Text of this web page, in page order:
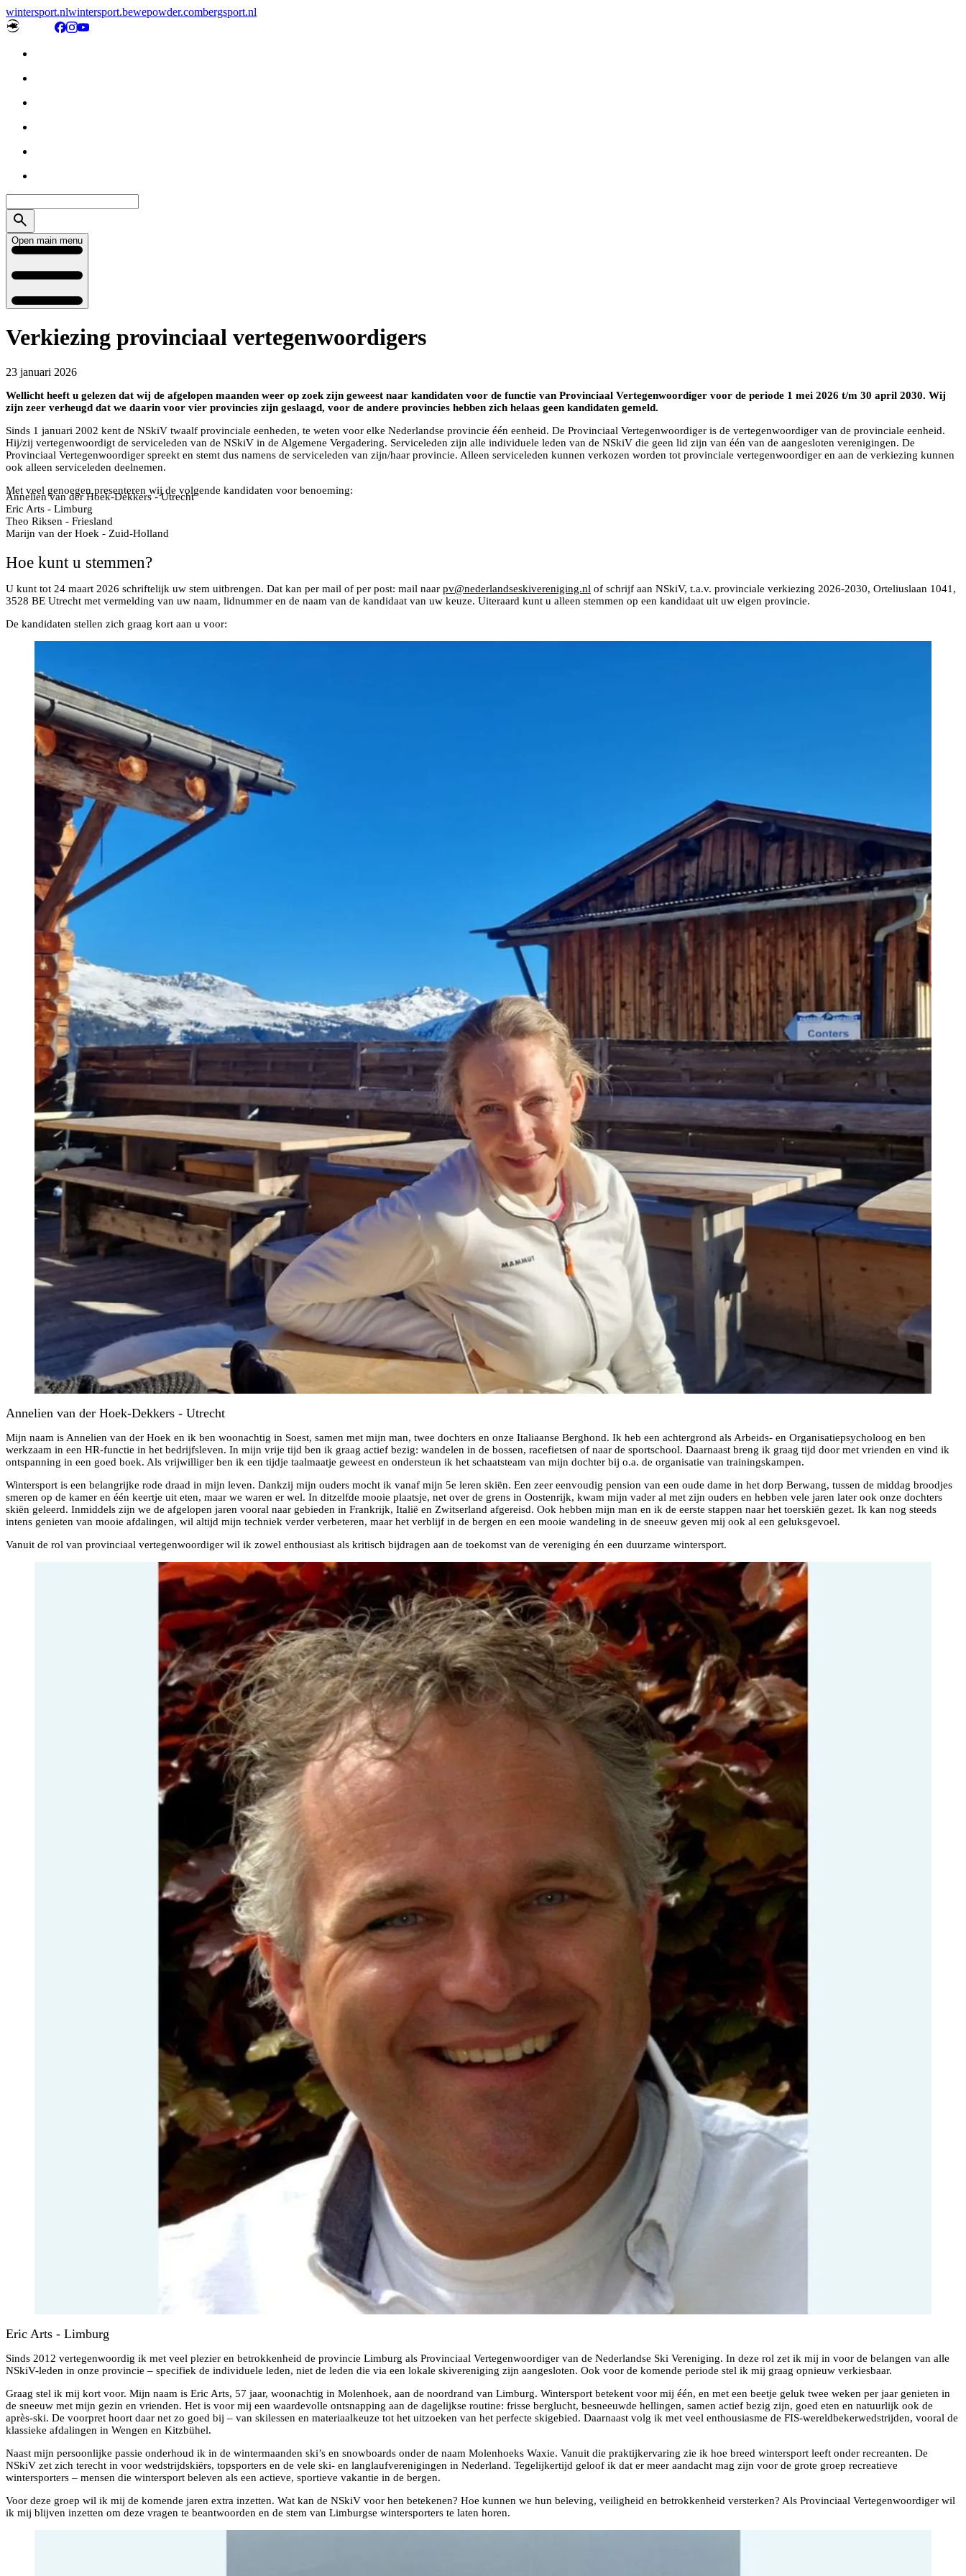
wintersport.nlwintersport.bewepowder.combergsport.nl
Open main menu
Verkiezing provinciaal vertegenwoordigers
23 januari 2026
Wellicht heeft u gelezen dat wij de afgelopen maanden weer op zoek zijn geweest naar kandidaten voor de functie van Provinciaal Vertegenwoordiger voor de periode 1 mei 2026 t/m 30 april 2030. Wij
zijn zeer verheugd dat we daarin voor vier provincies zijn geslaagd, voor de andere provincies hebben zich helaas geen kandidaten gemeld.
Sinds 1 januari 2002 kent de NSkiV twaalf provinciale eenheden, te weten voor elke Nederlandse provincie één eenheid. De Provinciaal Vertegenwoordiger is de vertegenwoordiger van de provinciale eenheid.
Hij/zij vertegenwoordigt de serviceleden van de NSkiV in de Algemene Vergadering. Serviceleden zijn alle individuele leden van de NSkiV die geen lid zijn van één van de aangesloten verenigingen. De
Provinciaal Vertegenwoordiger spreekt en stemt dus namens de serviceleden van zijn/haar provincie. Alleen serviceleden kunnen verkozen worden tot provinciale vertegenwoordiger en aan de verkiezing kunnen
ook alleen serviceleden deelnemen.
Met veel genoegen presenteren wij de volgende kandidaten voor benoeming:
Annelien van der Hoek-Dekkers - Utrecht
Eric Arts - Limburg
Theo Riksen - Friesland
Marijn van der Hoek - Zuid-Holland
Hoe kunt u stemmen?
U kunt tot 24 maart 2026 schriftelijk uw stem uitbrengen. Dat kan per mail of per post: mail naar pv@nederlandseskivereniging.nl of schrijf aan NSkiV, t.a.v. provinciale verkiezing 2026-2030, Orteliuslaan 1041,
3528 BE Utrecht met vermelding van uw naam, lidnummer en de naam van de kandidaat van uw keuze. Uiteraard kunt u alleen stemmen op een kandidaat uit uw eigen provincie.
De kandidaten stellen zich graag kort aan u voor:
Annelien van der Hoek-Dekkers - Utrecht
Mijn naam is Annelien van der Hoek en ik ben woonachtig in Soest, samen met mijn man, twee dochters en onze Italiaanse Berghond. Ik heb een achtergrond als Arbeids- en Organisatiepsycholoog en ben
werkzaam in een HR-functie in het bedrijfsleven. In mijn vrije tijd ben ik graag actief bezig: wandelen in de bossen, racefietsen of naar de sportschool. Daarnaast breng ik graag tijd door met vrienden en vind ik
ontspanning in een goed boek. Als vrijwilliger ben ik een tijdje taalmaatje geweest en ondersteun ik het schaatsteam van mijn dochter bij o.a. de organisatie van trainingskampen.
Wintersport is een belangrijke rode draad in mijn leven. Dankzij mijn ouders mocht ik vanaf mijn 5e leren skiën. Een zeer eenvoudig pension van een oude dame in het dorp Berwang, tussen de middag broodjes
smeren op de kamer en één keertje uit eten, maar we waren er wel. In ditzelfde mooie plaatsje, net over de grens in Oostenrijk, kwam mijn vader al met zijn ouders en hebben vele jaren later ook onze dochters
skiën geleerd. Inmiddels zijn we de afgelopen jaren vooral naar gebieden in Frankrijk, Italië en Zwitserland afgereisd. Ook hebben mijn man en ik de eerste stappen naar het toerskiën gezet. Ik kan nog steeds
intens genieten van mooie afdalingen, wil altijd mijn techniek verder verbeteren, maar het verblijf in de bergen en een mooie wandeling in de sneeuw geven mij ook al een geluksgevoel.
Vanuit de rol van provinciaal vertegenwoordiger wil ik zowel enthousiast als kritisch bijdragen aan de toekomst van de vereniging én een duurzame wintersport.
Eric Arts - Limburg
Sinds 2012 vertegenwoordig ik met veel plezier en betrokkenheid de provincie Limburg als Provinciaal Vertegenwoordiger van de Nederlandse Ski Vereniging. In deze rol zet ik mij in voor de belangen van alle
NSkiV-leden in onze provincie – specifiek de individuele leden, niet de leden die via een lokale skivereniging zijn aangesloten. Ook voor de komende periode stel ik mij graag opnieuw verkiesbaar.
Graag stel ik mij kort voor. Mijn naam is Eric Arts, 57 jaar, woonachtig in Molenhoek, aan de noordrand van Limburg. Wintersport betekent voor mij één, en met een beetje geluk twee weken per jaar genieten in
de sneeuw met mijn gezin en vrienden. Het is voor mij een waardevolle ontsnapping aan de dagelijkse routine: frisse berglucht, besneeuwde hellingen, samen actief bezig zijn, goed eten en natuurlijk ook de
après-ski. De voorpret hoort daar net zo goed bij – van skilessen en materiaalkeuze tot het uitzoeken van het perfecte skigebied. Daarnaast volg ik met veel enthousiasme de FIS-wereldbekerwedstrijden, vooral de
klassieke afdalingen in Wengen en Kitzbühel.
Naast mijn persoonlijke passie onderhoud ik in de wintermaanden ski’s en snowboards onder de naam Molenhoeks Waxie. Vanuit die praktijkervaring zie ik hoe breed wintersport leeft onder recreanten. De
NSkiV zet zich terecht in voor wedstrijdskiërs, topsporters en de vele ski- en langlaufverenigingen in Nederland. Tegelijkertijd geloof ik dat er meer aandacht mag zijn voor de grote groep recreatieve
wintersporters – mensen die wintersport beleven als een actieve, sportieve vakantie in de bergen.
Voor deze groep wil ik mij de komende jaren extra inzetten. Wat kan de NSkiV voor hen betekenen? Hoe kunnen we hun beleving, veiligheid en betrokkenheid versterken? Als Provinciaal Vertegenwoordiger wil
ik mij blijven inzetten om deze vragen te beantwoorden en de stem van Limburgse wintersporters te laten horen.